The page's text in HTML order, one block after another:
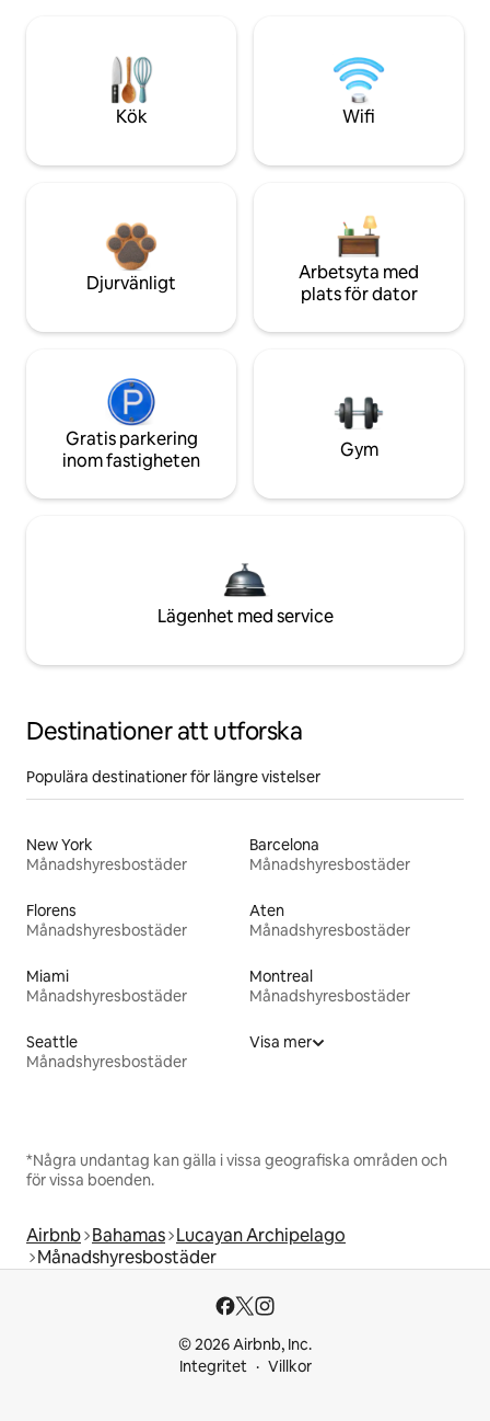
Kök Wifi
Djurvänligt
Arbetsyta med
plats för dator
Gratis parkering
inom fastigheten
Gym
Lägenhet med service
Destinationer att utforska
Populära destinationer för längre vistelser
New York
Månadshyresbostäder
Barcelona
Månadshyresbostäder
Florens
Månadshyresbostäder
Aten
Månadshyresbostäder
Miami
Månadshyresbostäder
Montreal
Månadshyresbostäder
Seattle
Månadshyresbostäder
Visa mer
*Några undantag kan gälla i vissa geografiska områden och
för vissa boenden.
Airbnb Bahamas Lucayan Archipelago
Månadshyresbostäder
© 2026 Airbnb, Inc.
Integritet
Villkor